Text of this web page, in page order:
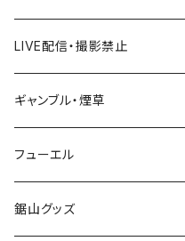
国道600～699号線
国道700～799号線
ROUTE600～699号線
ROUTE700～799号線
ROUTE 600～699号線
ROUTE 700～799号線
ROUTE 600～699号線
ROUTE 700～799号線
Tシャツ
ステッカー
山形県
福島県
茨城県
栃木県
LIVE配信・撮影禁止
LIVE配信禁止
撮影禁止
ギャンブル・煙草
ホテルキーホルダー
たばこ・禁煙ステッカー
フューエル
ステッカー
鋸山グッズ